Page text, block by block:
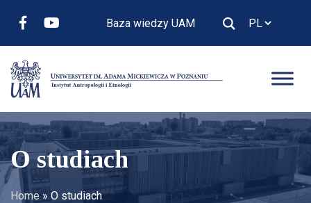
Baza wiedzy UAM
O studiach
Home » O studiach